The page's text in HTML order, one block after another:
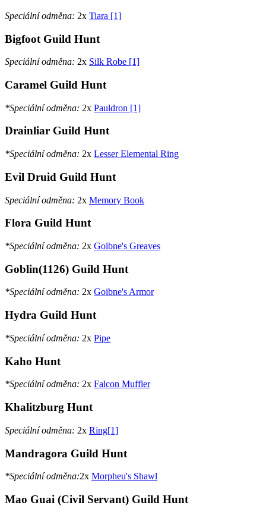
Speciální odměna: 2x Tiara [1]
Bigfoot Guild Hunt
Speciální odměna: 2x Silk Robe [1]
Caramel Guild Hunt
*Speciální odměna: 2x Pauldron [1]
Drainliar Guild Hunt
*Speciální odměna: 2x Lesser Elemental Ring
Evil Druid Guild Hunt
Speciální odměna: 2x Memory Book
Flora Guild Hunt
*Speciální odměna: 2x Goibne's Greaves
Goblin(1126) Guild Hunt
*Speciální odměna: 2x Goibne's Armor
Hydra Guild Hunt
*Speciální odměna: 2x Pipe
Kaho Hunt
*Speciální odměna: 2x Falcon Muffler
Khalitzburg Hunt
Speciální odměna: 2x Ring[1]
Mandragora Guild Hunt
*Speciální odměna:2x Morpheu's Shawl
Mao Guai (Civil Servant) Guild Hunt